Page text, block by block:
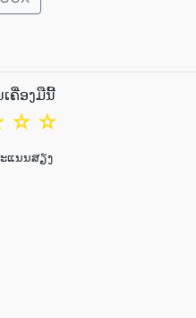
ຄື່ອງມືນີ້
☆
☆
ແນນສຽງ